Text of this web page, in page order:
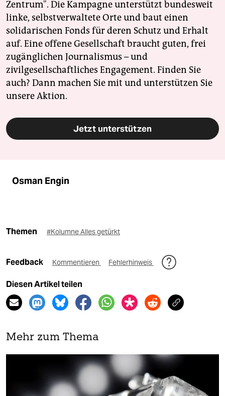
Zentrum". Die Kampagne unterstützt bundesweit
linke, selbstverwaltete Orte und baut einen
solidarischen Fonds für deren Schutz und Erhalt
auf. Eine offene Gesellschaft braucht guten, frei
zugänglichen Journalismus – und
zivilgesellschaftliches Engagement. Finden Sie
auch? Dann machen Sie mit und unterstützen Sie
unsere Aktion.
Jetzt unterstützen
Osman Engin
Themen #Kolumne Alles getürkt
Feedback Kommentieren Fehlerhinweis
Diesen Artikel teilen
Mehr zum Thema